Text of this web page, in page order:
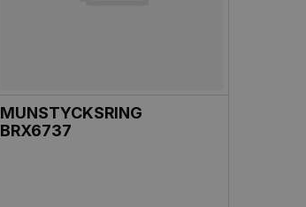
MUNSTYCKSRING
BRX6737